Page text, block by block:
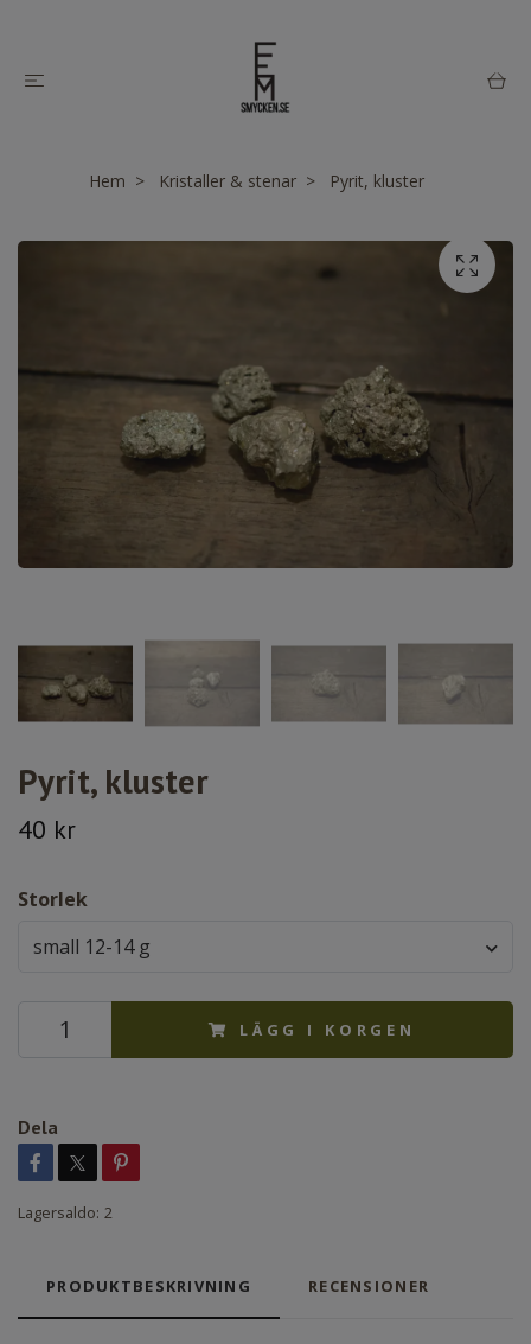
Hem Kristaller & stenar Pyrit, kluster
Pyrit, kluster
40 kr
Storlek
small 12-14 g
LÄGG I KORGEN
Dela
Lagersaldo: 2
PRODUKTBESKRIVNING RECENSIONER